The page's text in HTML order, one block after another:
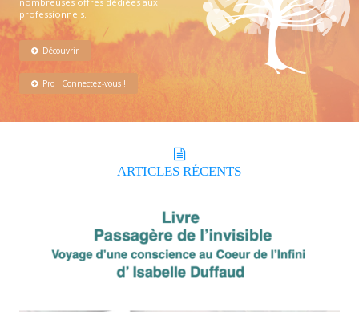
professionnels.
Découvrir
Pro : Connectez-vous !
ARTICLES RÉCENTS